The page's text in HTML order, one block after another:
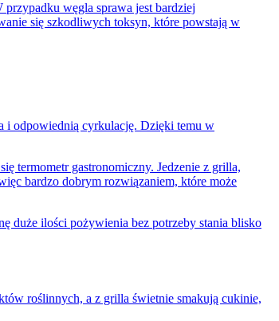
węgla sprawa jest bardziej
się szkodliwych toksyn, które powstają w
i odpowiednią cyrkulację. Dzięki temu w
termometr gastronomiczny. Jedzenie z grilla,
bardzo dobrym rozwiązaniem, które może
duże ilości pożywienia bez potrzeby stania blisko
roślinnych, a z grilla świetnie smakują cukinie,